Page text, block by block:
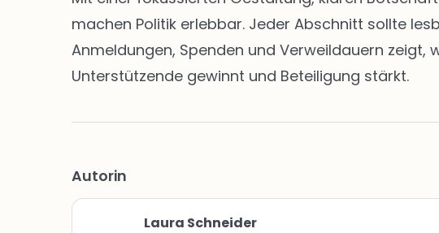
machen Politik erlebbar. Jeder Abschnitt sollte
Anmeldungen, Spenden und Verweildauern
Unterstützende gewinnt und Beteiligung stärkt.
Autorin
Laura Schneider